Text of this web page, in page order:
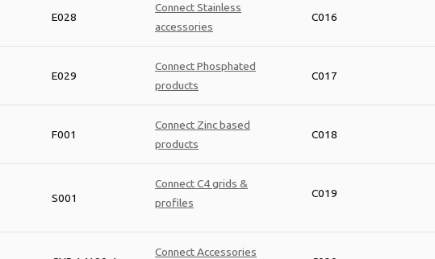
E028
Connect Stainless
accessories
C016
E029
Connect Phosphated
products
C017
F001
Connect Zinc based
products
C018
S001
Connect C4 grids &
profiles
C019
Connect Accessories